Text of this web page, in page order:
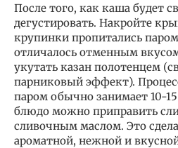
После того, как каша будет
дегустировать. Накройте
крупинки пропитались
отличалось отменным
укутать казан полотенцем
парниковый эффект).
паром обычно занимает 10-
блюдо можно приправить
сливочным маслом. Это
ароматной, нежной и